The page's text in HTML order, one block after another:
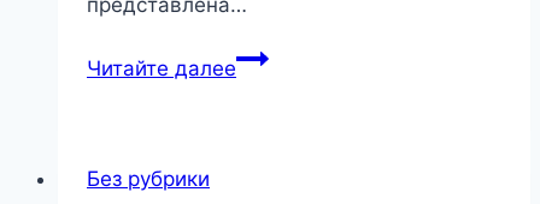
Читайте далее«С
Без рубрики